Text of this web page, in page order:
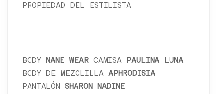
PROPIEDAD DEL ESTILISTA
BODY NANE WEAR CAMISA
PAULINA LUNA
BODY DE MEZCLILLA APHRODISIA
PANTALÓN SHARON NADINE